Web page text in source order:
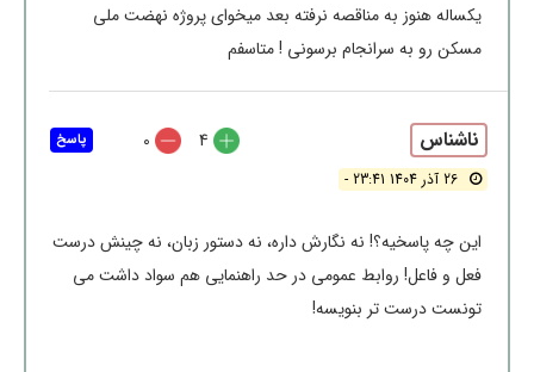
یکساله هنوز به مناقصه نرفته بعد میخوای پروژه نهضت ملی
مسکن رو به سرانجام برسونی ! متاسفم
ناشناس
26 آذر 1404 23:41 -
4
0
این چه پاسخیه؟! نه نگارش داره، نه دستور زبان، نه چینش درست
فعل و فاعل! روابط عمومی در حد راهنمایی هم سواد داشت می
تونست درست تر بنویسه!
پاسخ